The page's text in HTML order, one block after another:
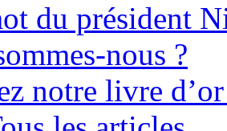
du président
nous ?
notre livre